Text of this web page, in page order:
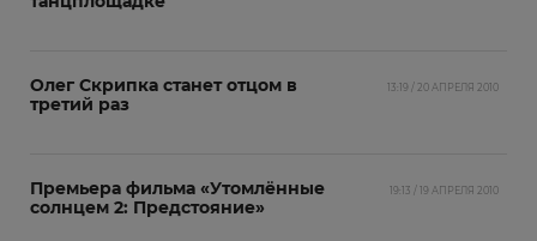
13:19 / 20 АПРЕЛЯ 2010
Олег Скрипка станет отцом в
третий раз
19:13 / 19 АПРЕЛЯ 2010
Премьера фильма «Утомлённые
солнцем 2: Предстояние»